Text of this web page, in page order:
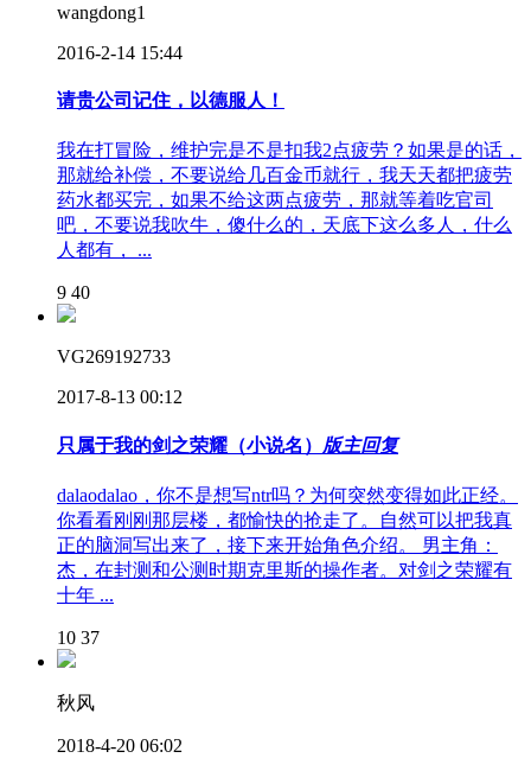
wangdong1
2016-2-14 15:44
请贵公司记住，以德服人！
我在打冒险，维护完是不是扣我2点疲劳？如果是的话，
那就给补偿，不要说给几百金币就行，我天天都把疲劳
药水都买完，如果不给这两点疲劳，那就等着吃官司
吧，不要说我吹牛，傻什么的，天底下这么多人，什么
人都有， ...
9 40
VG269192733
2017-8-13 00:12
只属于我的剑之荣耀（小说名） 版主回复
dalaodalao，你不是想写ntr吗？为何突然变得如此正经。
你看看刚刚那层楼，都愉快的抢走了。自然可以把我真
正的脑洞写出来了，接下来开始角色介绍。 男主角：
杰，在封测和公测时期克里斯的操作者。对剑之荣耀有
十年 ...
10 37
秋风
2018-4-20 06:02